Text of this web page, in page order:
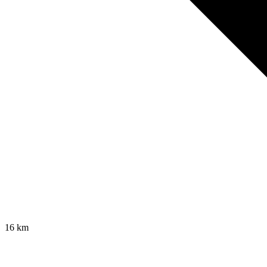
16 km